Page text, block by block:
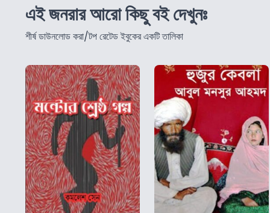
এই জনরার আরো কিছু বই দেখুনঃ
শীর্ষ ডাউনলোড করা/টপ রেটেড ইবুকের একটি তালিকা